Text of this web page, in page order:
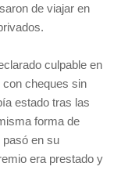
de viajar en
culpable en
cheques sin
estado tras las
forma de
pasó en su
era prestado y